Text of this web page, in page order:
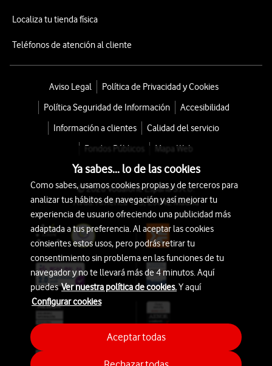
Localiza tu tienda física
Teléfonos de atención al cliente
Aviso Legal
Política de Privacidad y Cookies
Política Seguridad de Información
Accesibilidad
Información a clientes
Calidad del servicio
Fondos Públicos
Mapa Web
© 2026 Vodafone España S.A.U.
Avda. América 115, 28042 Madrid
Ya sabes... lo de las cookies
Como sabes, usamos cookies propias y de terceros para
analizar tus hábitos de navegación y así mejorar tu
experiencia de usuario ofreciendo una publicidad más
adaptada a tus preferencia. Al aceptar las cookies
consientes estos usos, pero podrás retirar tu
consentimiento sin problema en las funciones de tu
navegador y no te llevará más de 4 minutos. Aquí
puedesVer nuestra política de cookies.Y aquí
Configurar cookies
Aceptar todas